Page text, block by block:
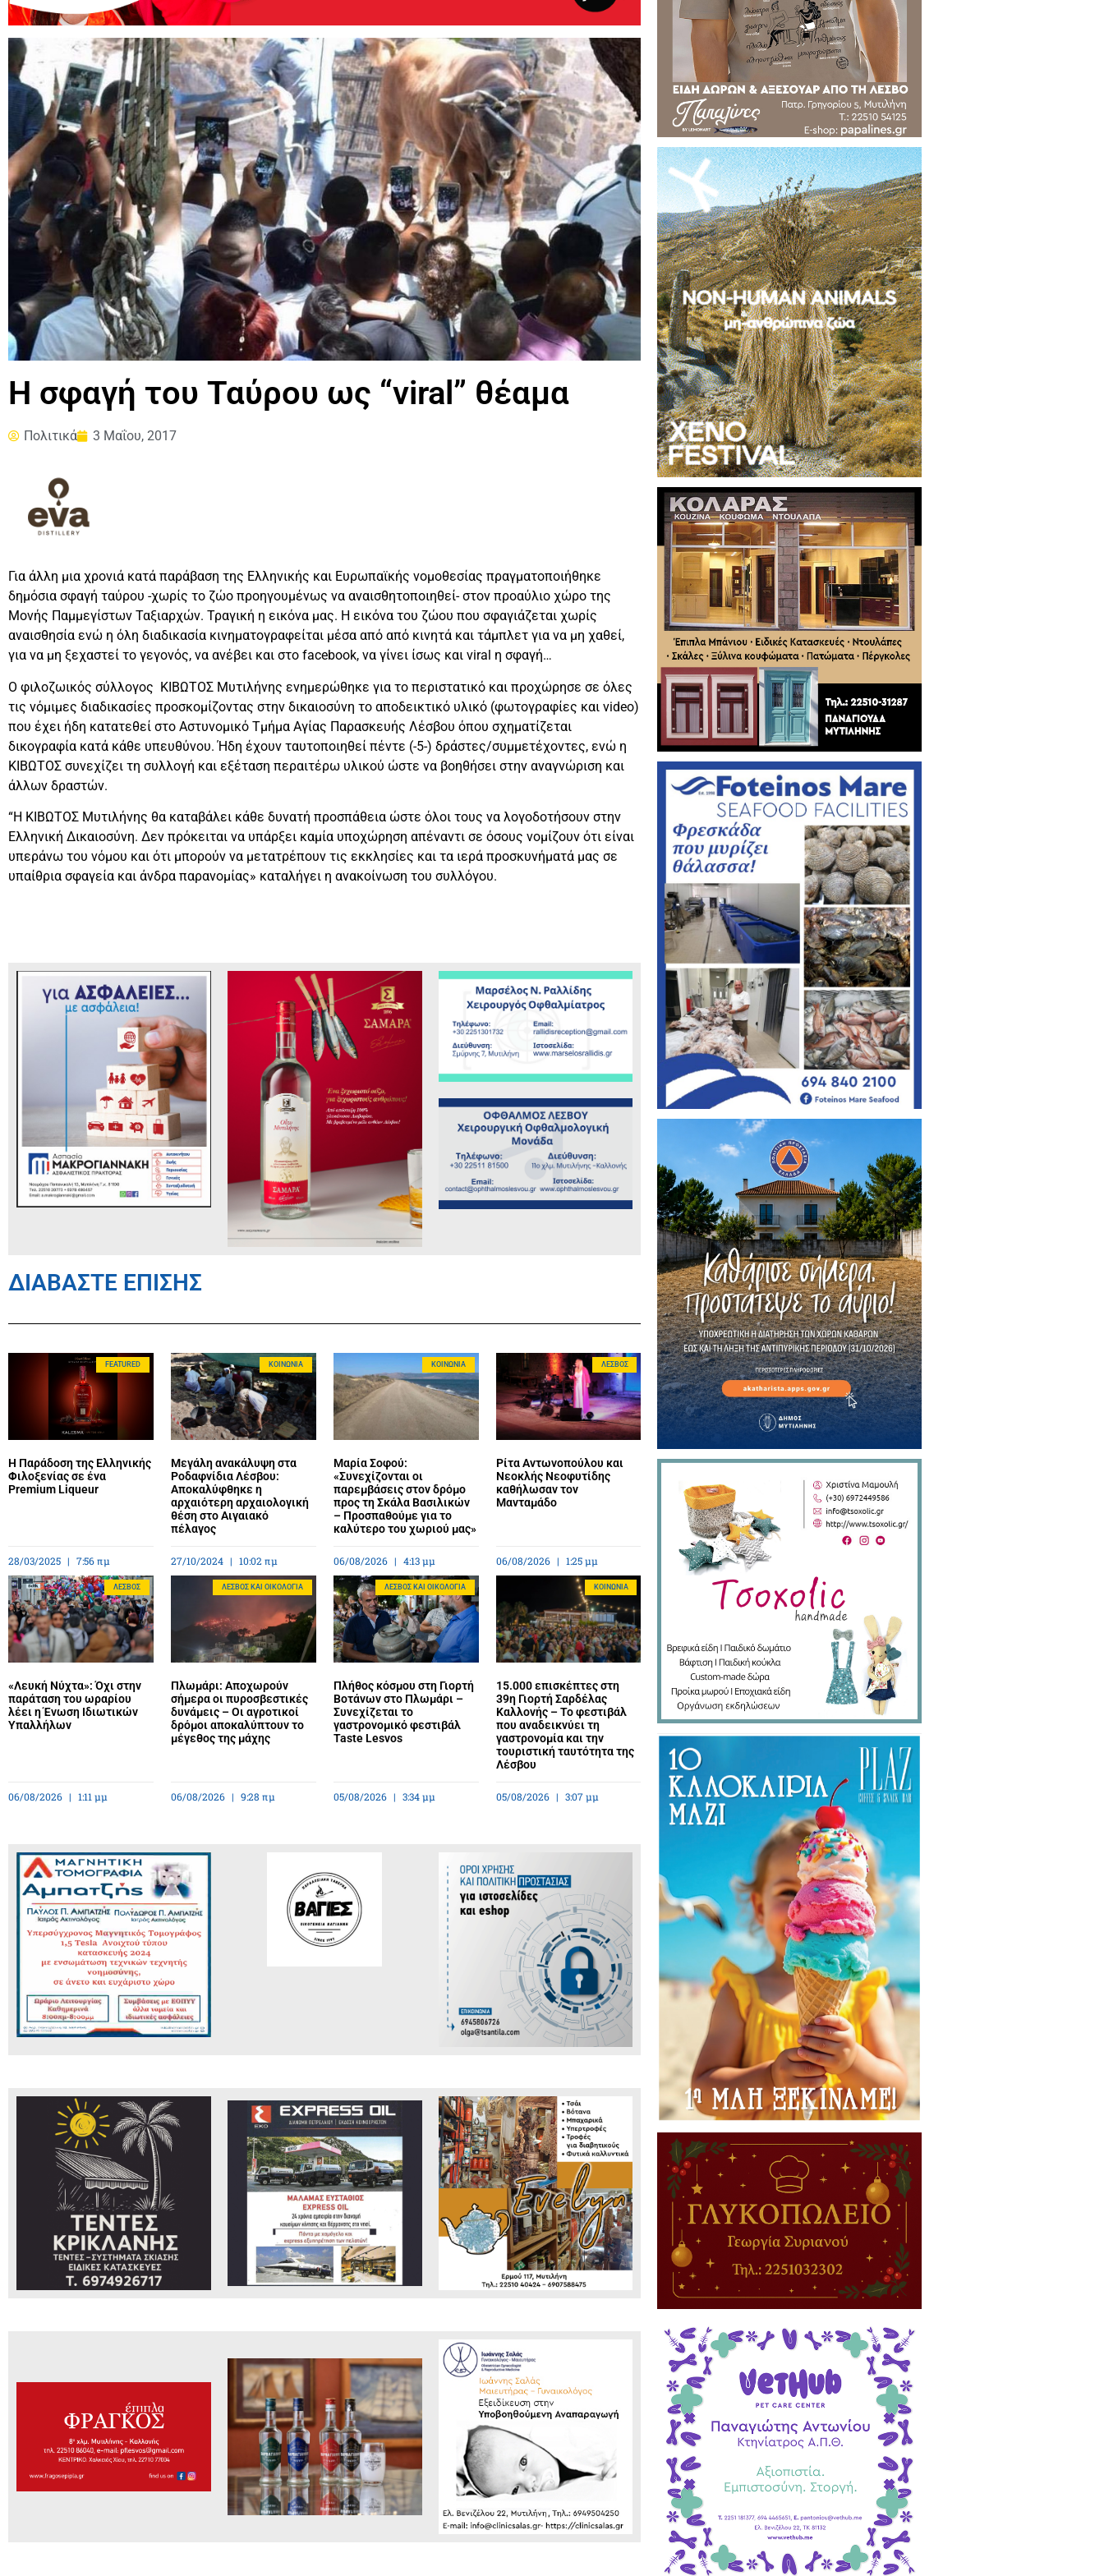
Η σφαγή του Ταύρου ως “viral” θέαμα
Πολιτικά 3 Μαΐου, 2017
Για άλλη μια χρονιά κατά παράβαση της Ελληνικής και Ευρωπαϊκής νομοθεσίας πραγματοποιήθηκε
δημόσια σφαγή ταύρου -χωρίς το ζώο προηγουμένως να αναισθητοποιηθεί- στον προαύλιο χώρο της
Μονής Παμμεγίστων Ταξιαρχών. Τραγική η εικόνα μας. Η εικόνα του ζώου που σφαγιάζεται χωρίς
αναισθησία ενώ η όλη διαδικασία κινηματογραφείται μέσα από από κινητά και τάμπλετ για να μη χαθεί,
για να μη ξεχαστεί το γεγονός, να ανέβει και στο facebook, να γίνει ίσως και viral η σφαγή…
Ο φιλοζωικός σύλλογος ΚΙΒΩΤΟΣ Μυτιλήνης ενημερώθηκε για το περιστατικό και προχώρησε σε όλες
τις νόμιμες διαδικασίες προσκομίζοντας στην δικαιοσύνη το αποδεικτικό υλικό (φωτογραφίες και video)
που έχει ήδη κατατεθεί στο Αστυνομικό Τμήμα Αγίας Παρασκευής Λέσβου όπου σχηματίζεται
δικογραφία κατά κάθε υπευθύνου. Ήδη έχουν ταυτοποιηθεί πέντε (-5-) δράστες/συμμετέχοντες, ενώ η
ΚΙΒΩΤΟΣ συνεχίζει τη συλλογή και εξέταση περαιτέρω υλικού ώστε να βοηθήσει στην αναγνώριση και
άλλων δραστών.
“Η ΚΙΒΩΤΟΣ Μυτιλήνης θα καταβάλει κάθε δυνατή προσπάθεια ώστε όλοι τους να λογοδοτήσουν στην
Ελληνική Δικαιοσύνη. Δεν πρόκειται να υπάρξει καμία υποχώρηση απέναντι σε όσους νομίζουν ότι είναι
υπεράνω του νόμου και ότι μπορούν να μετατρέπουν τις εκκλησίες και τα ιερά προσκυνήματά μας σε
υπαίθρια σφαγεία και άνδρα παρανομίας» καταλήγει η ανακοίνωση του συλλόγου.
ΔΙΑΒΑΣΤΕ ΕΠΙΣΗΣ
FEATURED
Η Παράδοση της Ελληνικής
Φιλοξενίας σε ένα
Premium Liqueur
28/03/2025 7:56 πμ
ΚΟΙΝΩΝΊΑ
Μεγάλη ανακάλυψη στα
Ροδαφνίδια Λέσβου:
Αποκαλύφθηκε η
αρχαιότερη αρχαιολογική
θέση στο Αιγαιακό
πέλαγος
27/10/2024 10:02 πμ
ΚΟΙΝΩΝΊΑ
Μαρία Σοφού:
«Συνεχίζονται οι
παρεμβάσεις στον δρόμο
προς τη Σκάλα Βασιλικών
– Προσπαθούμε για το
καλύτερο του χωριού μας»
06/08/2026 4:13 μμ
ΛΈΣΒΟΣ
Ρίτα Αντωνοπούλου και
Νεοκλής Νεοφυτίδης
καθήλωσαν τον
Μανταμάδο
06/08/2026 1:25 μμ
ΛΈΣΒΟΣ
«Λευκή Νύχτα»: Όχι στην
παράταση του ωραρίου
λέει η Ένωση Ιδιωτικών
Υπαλλήλων
06/08/2026 1:11 μμ
ΛΈΣΒΟΣ ΚΑΙ ΟΙΚΟΛΟΓΊΑ
Πλωμάρι: Αποχωρούν
σήμερα οι πυροσβεστικές
δυνάμεις – Οι αγροτικοί
δρόμοι αποκαλύπτουν το
μέγεθος της μάχης
06/08/2026 9:28 πμ
ΛΈΣΒΟΣ ΚΑΙ ΟΙΚΟΛΟΓΊΑ
Πλήθος κόσμου στη Γιορτή
Βοτάνων στο Πλωμάρι –
Συνεχίζεται το
γαστρονομικό φεστιβάλ
Taste Lesvos
05/08/2026 3:34 μμ
ΚΟΙΝΩΝΊΑ
15.000 επισκέπτες στη
39η Γιορτή Σαρδέλας
Καλλονής – Το φεστιβάλ
που αναδεικνύει τη
γαστρονομία και την
τουριστική ταυτότητα της
Λέσβου
05/08/2026 3:07 μμ